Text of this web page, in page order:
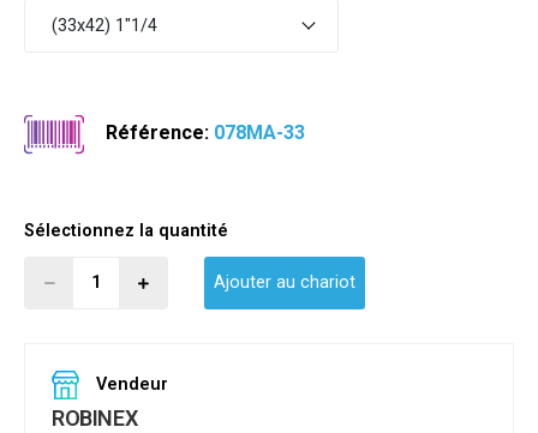
(33x42) 1"1/4
Référence: 078MA-33
Sélectionnez la quantité
Ajouter au chariot
Vendeur
ROBINEX